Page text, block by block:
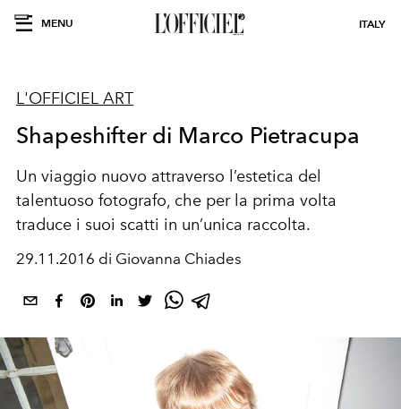
MENU ITALY
L'OFFICIEL ART
Shapeshifter di Marco Pietracupa
Un viaggio nuovo attraverso l’estetica del
talentuoso fotografo, che per la prima volta
traduce i suoi scatti in un’unica raccolta.
29.11.2016 di Giovanna Chiades